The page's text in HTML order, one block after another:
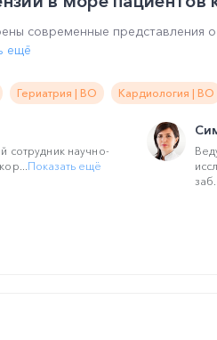
современные представления
ещё
Гериатрия | ВО Кардиология | ВО
сотрудник научно-
Показать ещё